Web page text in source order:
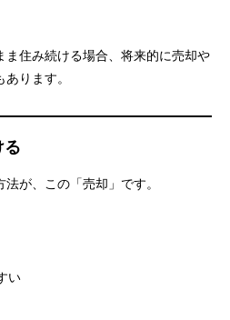
ま住み続ける場合、将来的に売却や
ります。
が、この「売却」です。
い